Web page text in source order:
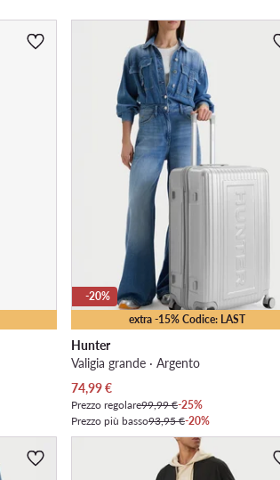
extra -15% Codice: LAST
-20%
Hunter
Valigia grande · Argento
Prezzo attuale
74,99€
Prezzo regolare99,99 €-25%
Prezzo più basso93,95 €-20%